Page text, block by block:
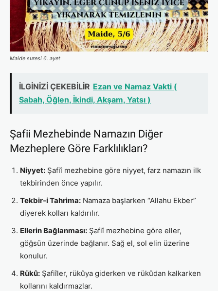
Maide suresi 6. ayet
İLGİNİZİ ÇEKEBİLİR Ezan ve Namaz Vakti (
Sabah, Öğlen, İkindi, Akşam, Yatsı )
Şafii Mezhebinde Namazın Diğer
Mezheplere Göre Farklılıkları?
Niyyet: Şafiî mezhebine göre niyyet, farz namazın ilk
tekbirinden önce yapılır.
Tekbir-i Tahrima: Namaza başlarken “Allahu Ekber”
diyerek kolları kaldırılır.
Ellerin Bağlanması: Şafiî mezhebine göre eller,
göğsün üzerinde bağlanır. Sağ el, sol elin üzerine
konulur.
Rükû: Şafiîler, rükûya giderken ve rükûdan kalkarken
kollarını kaldırmazlar.